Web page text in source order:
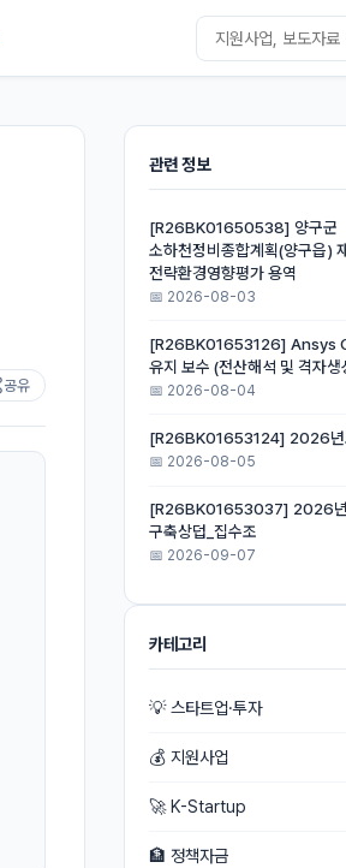
공유
관련 정보
[R26BK01650538] 양구군
소하천정비종합계획(양구읍)
전략환경영향평가 용역
📅 2026-08-03
[R26BK01653126] Ansys
유지 보수 (전산해석 및 격자생
📅 2026-08-04
[R26BK01653124] 2026년
📅 2026-08-05
[R26BK01653037] 2026년
구축상덥_집수조
📅 2026-09-07
카테고리
💡 스타트업·투자
💰 지원사업
🚀 K-Startup
🏦 정책자금